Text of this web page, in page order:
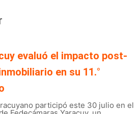
evaluó el impacto post-
en su 11.°
participó este 30 julio en el